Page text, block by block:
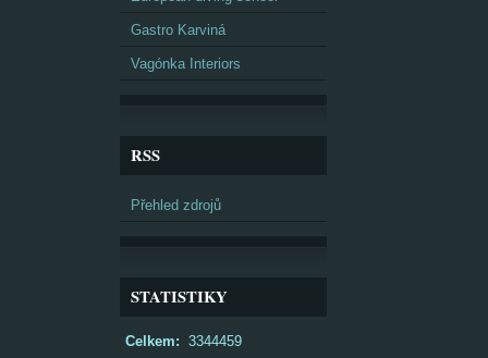
Gastro Karviná
Vagónka Interiors
RSS
Přehled zdrojů
STATISTIKY
Celkem: 3344459